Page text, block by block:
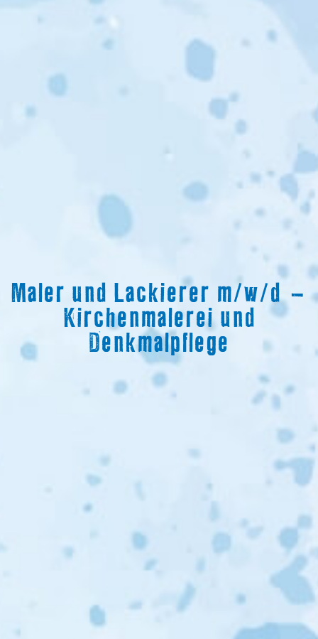
Maler und Lackierer m/w/d –
Kirchenmalerei und
Denkmalpflege